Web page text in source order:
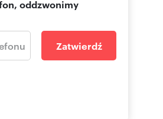
oddzwonimy
Zatwierdź